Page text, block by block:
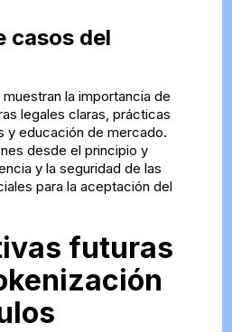
casos del
la importancia de
legales claras, prácticas
y educación de mercado.
desde el principio y
y la seguridad de las
para la aceptación del
futuras